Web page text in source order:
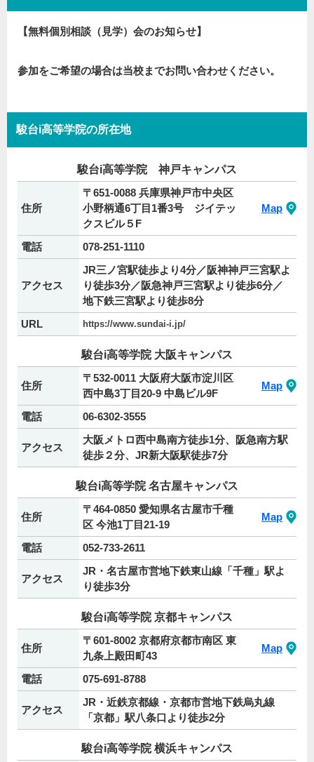
【無料個別相談（見学）会のお知らせ】
参加をご希望の場合は当校までお問い合わせください。
駿台i高等学院の所在地
駿台i高等学院 神戸キャンパス
住所
〒651-0088 兵庫県神戸市中央区
小野柄通6丁目1番3号 ジイテッ
クスビル５F
Map
電話 078-251-1110
アクセス
JR三ノ宮駅徒歩より4分／阪神神戸三宮駅よ
り徒歩3分／阪急神戸三宮駅より徒歩6分／
地下鉄三宮駅より徒歩8分
URL
https://www.sundai-i.jp/
駿台i高等学院 大阪キャンパス
住所
〒532-0011 大阪府大阪市淀川区
西中島3丁目20-9 中島ビル9F
Map
電話 06-6302-3555
アクセス
大阪メトロ西中島南方徒歩1分、阪急南方駅
徒歩２分、JR新大阪駅徒歩7分
駿台i高等学院 名古屋キャンパス
住所
〒464-0850 愛知県名古屋市千種
区 今池1丁目21-19
Map
電話 052-733-2611
アクセス
JR・名古屋市営地下鉄東山線「千種」駅よ
り徒歩3分
駿台i高等学院 京都キャンパス
住所
〒601-8002 京都府京都市南区 東
九条上殿田町43
Map
電話 075-691-8788
アクセス
JR・近鉄京都線・京都市営地下鉄烏丸線
「京都」駅八条口より徒歩2分
駿台i高等学院 横浜キャンパス